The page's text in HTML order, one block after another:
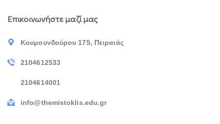
Επικοινωνήστε μαζί μας
Κουμουνδούρου 175, Πειραιάς
2104612533
2104614001
info@themistoklis.edu.gr